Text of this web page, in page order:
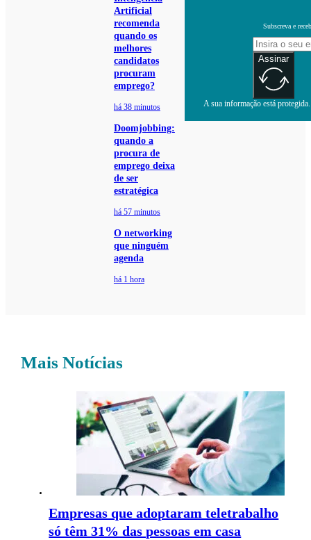
Artificial
recomenda
quando os
melhores
candidatos
procuram
emprego?
há 38 minutos
Doomjobbing:
quando a
procura de
emprego deixa
de ser
estratégica
há 57 minutos
O networking
que ninguém
agenda
há 1 hora
Subscreva e
Assinar
A sua informação está
Mais Notícias
Empresas que adoptaram teletrabalho
só têm 31% das pessoas em casa